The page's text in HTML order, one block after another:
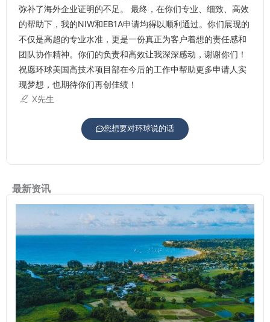
弥补了海外企业证明的不足。 最终，在你们专业、细致、高效
的帮助下，我的NIW和EB1A申请均得以顺利通过。你们展现的
不仅是高超的专业水准，更是一份真正为客户着想的责任感和
团队协作精神。你们的负责和高效让我深深感动，谢谢你们！
祝愿环球美国高技术项目部在今后的工作中帮助更多申请人实
现梦想，也期待你们再创佳绩！
X先生
您想要对环球说的话
最新资讯